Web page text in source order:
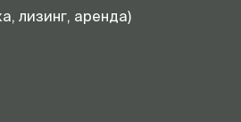
лизинг, аренда)